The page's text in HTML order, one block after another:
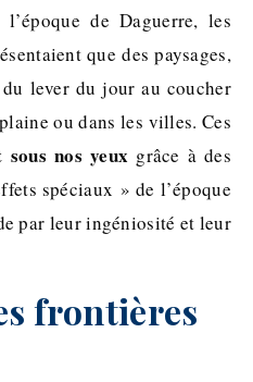
de Daguerre, les
que des paysages,
du lever du jour au coucher
ou dans les villes. Ces
nos yeux grâce à des
spéciaux » de l’époque
par leur ingéniosité et leur
frontières